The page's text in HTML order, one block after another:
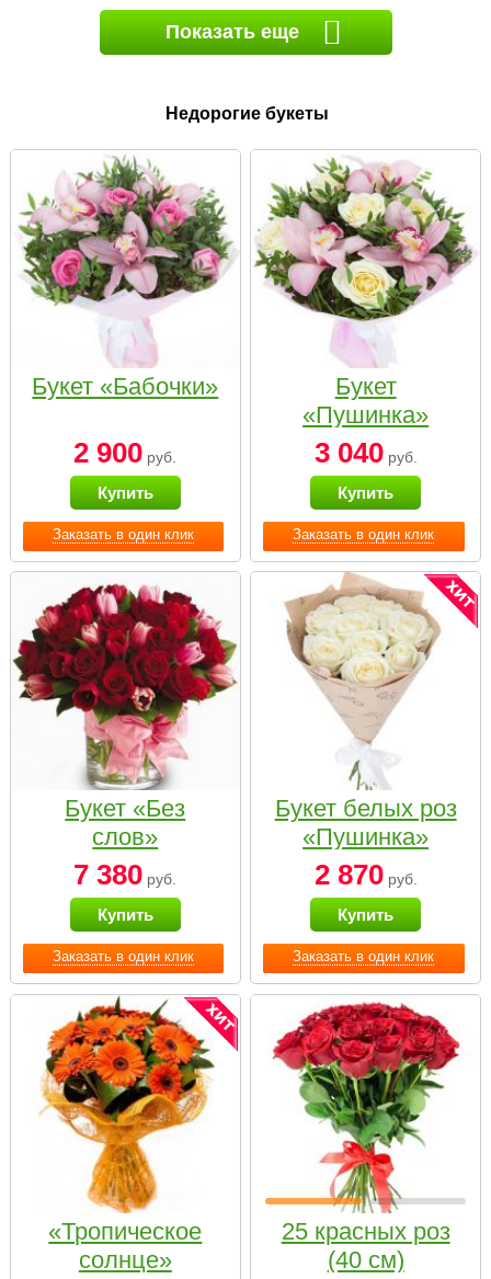
Показать еще
Недорогие букеты
Заказать в один клик
Букет «Бабочки»
2 900 руб.
Купить
Заказать в один клик
Букет
«Пушинка»
3 040руб.
Купить
Заказать в один клик
Букет «Без
слов»
7 380 руб.
Купить
Заказать в один клик
Букет белых роз
«Пушинка»
2 870руб.
Купить
«Тропическое
солнце»
25 красных роз
(40 см)